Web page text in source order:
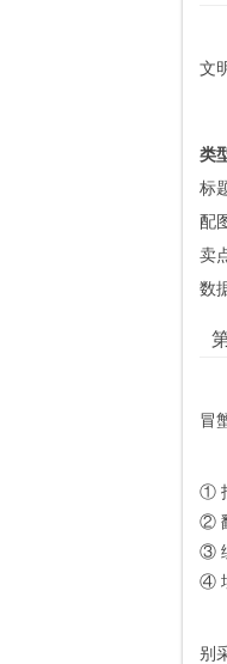
文
类
标
配
卖
数
冒
①
②
③
④
别